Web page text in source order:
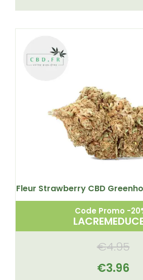
Fleur Strawberry CBD
Code Promo -
€4.95
€3.96